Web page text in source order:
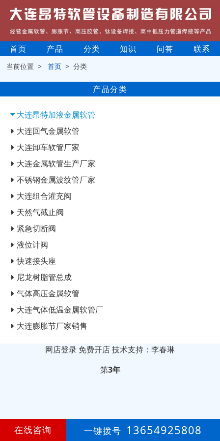
首页 产品 分类 知识 问答 联系
当前位置 >首页 > 分类
产品分类
大连昂特加液金属软管
大连回气金属软管
大连卸车软管厂家
大连金属软管生产厂家
不锈钢金属波纹管厂家
大连组合灌充阀
天然气截止阀
紧急切断阀
液位计阀
快速接头座
尼龙树脂管总成
气体高压金属软管
大连气体低温金属软管厂
大连膨胀节厂家销售
网店登录 免费开店技术支持：李春琳
第3年
在线咨询 一键拨号 13654925808